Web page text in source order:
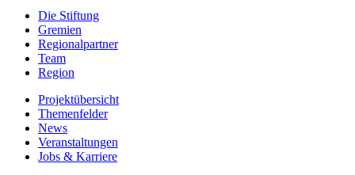
Die Stiftung
Gremien
Regionalpartner
Team
Region
Projektübersicht
Themenfelder
News
Veranstaltungen
Jobs & Karriere